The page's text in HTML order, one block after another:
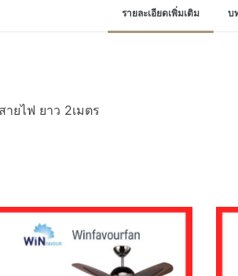
รายละเอียดเพิ่มเติม บ
ยไฟ ยาว 2เมตร